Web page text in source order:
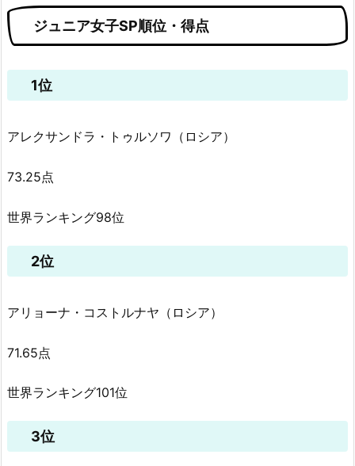
ジュニア女子SP順位・得点
1位
アレクサンドラ・トゥルソワ（ロシア）
73.25点
世界ランキング98位
2位
アリョーナ・コストルナヤ（ロシア）
71.65点
世界ランキング101位
3位